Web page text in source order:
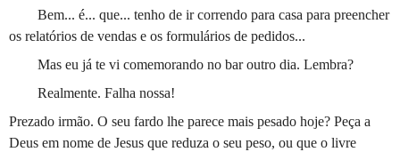
Bem... é... que... tenho de ir correndo para casa para preencher
os relatórios de vendas e os formulários de pedidos...
Mas eu já te vi comemorando no bar outro dia. Lembra?
Realmente. Falha nossa!
Prezado irmão. O seu fardo lhe parece mais pesado hoje? Peça a
Deus em nome de Jesus que reduza o seu peso, ou que o livre